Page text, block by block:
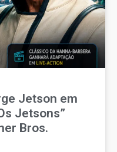
Jetson em
Jetsons”
Bros.